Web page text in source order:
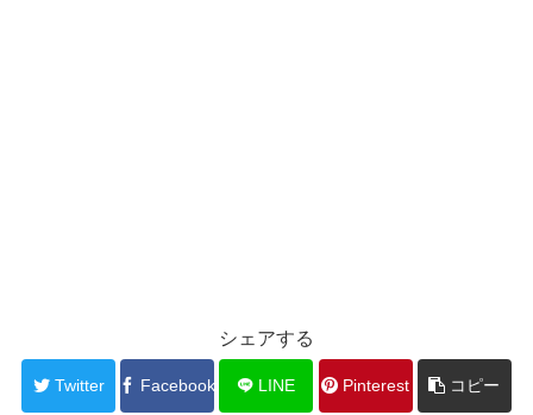
シェアする
Twitter Facebook LINE Pinterest コピー